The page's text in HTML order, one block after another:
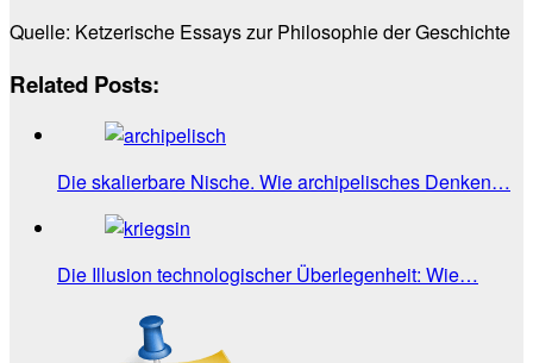
Quelle: Ketzerische Essays zur Philosophie der Geschichte
Related Posts:
Die skalierbare Nische. Wie archipelisches Denken…
Die Illusion technologischer Überlegenheit: Wie…